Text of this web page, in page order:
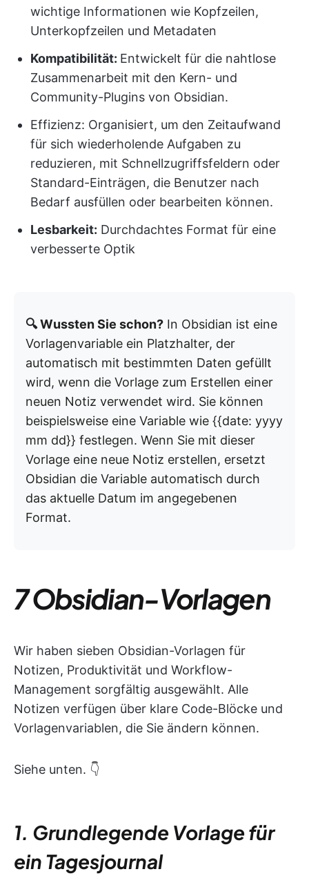
wichtige Informationen wie Kopfzeilen,
Unterkopfzeilen und Metadaten
Kompatibilität: Entwickelt für die nahtlose
Zusammenarbeit mit den Kern- und
Community-Plugins von Obsidian.
Effizienz: Organisiert, um den Zeitaufwand
für sich wiederholende Aufgaben zu
reduzieren, mit Schnellzugriffsfeldern oder
Standard-Einträgen, die Benutzer nach
Bedarf ausfüllen oder bearbeiten können.
Lesbarkeit: Durchdachtes Format für eine
verbesserte Optik
🔍 Wussten Sie schon? In Obsidian ist eine
Vorlagenvariable ein Platzhalter, der
automatisch mit bestimmten Daten gefüllt
wird, wenn die Vorlage zum Erstellen einer
neuen Notiz verwendet wird. Sie können
beispielsweise eine Variable wie {{date: yyyy
mm dd}} festlegen. Wenn Sie mit dieser
Vorlage eine neue Notiz erstellen, ersetzt
Obsidian die Variable automatisch durch
das aktuelle Datum im angegebenen
Format.
7 Obsidian-Vorlagen
Wir haben sieben Obsidian-Vorlagen für
Notizen, Produktivität und Workflow-
Management sorgfältig ausgewählt. Alle
Notizen verfügen über klare Code-Blöcke und
Vorlagenvariablen, die Sie ändern können.
Siehe unten. 👇
1. Grundlegende Vorlage für
ein Tagesjournal